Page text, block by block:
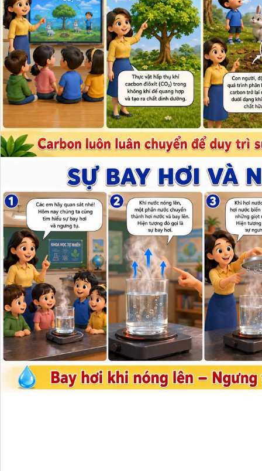
Mục tiêu bài học:
Giúp học sinh
chuyển từ thể
Hiểu hơi nước gặp
giọt nước (ngưng
Nhận biết hai
BỐ CỤC TỔNG THỂ